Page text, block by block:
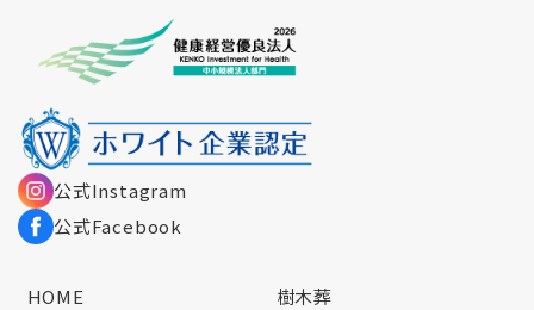
公式Instagram
公式Facebook
HOME
樹木葬